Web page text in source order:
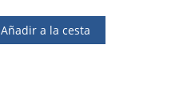
Añadir a la cesta